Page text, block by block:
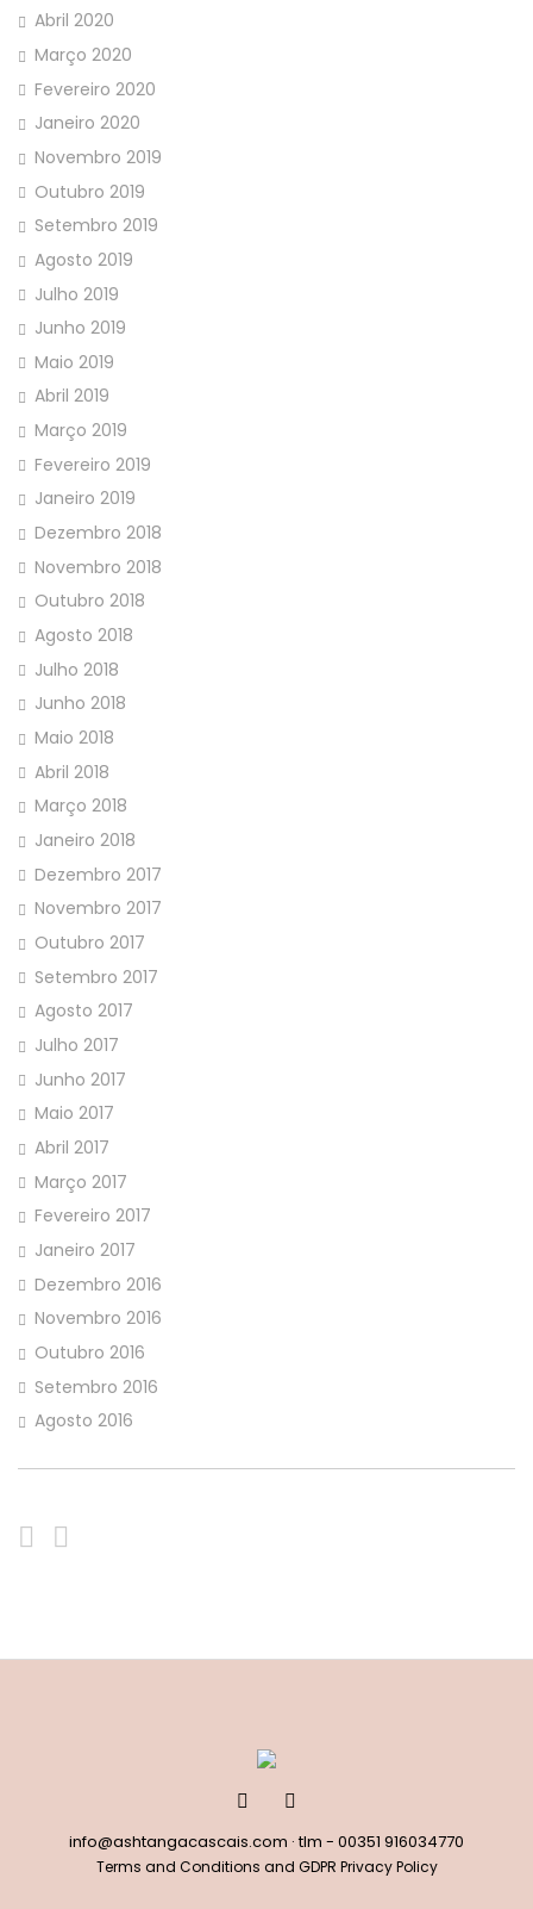
Abril 2020
Março 2020
Fevereiro 2020
Janeiro 2020
Novembro 2019
Outubro 2019
Setembro 2019
Agosto 2019
Julho 2019
Junho 2019
Maio 2019
Abril 2019
Março 2019
Fevereiro 2019
Janeiro 2019
Dezembro 2018
Novembro 2018
Outubro 2018
Agosto 2018
Julho 2018
Junho 2018
Maio 2018
Abril 2018
Março 2018
Janeiro 2018
Dezembro 2017
Novembro 2017
Outubro 2017
Setembro 2017
Agosto 2017
Julho 2017
Junho 2017
Maio 2017
Abril 2017
Março 2017
Fevereiro 2017
Janeiro 2017
Dezembro 2016
Novembro 2016
Outubro 2016
Setembro 2016
Agosto 2016
info@ashtangacascais.com · tlm - 00351 916034770
Terms and Conditions and GDPR Privacy Policy